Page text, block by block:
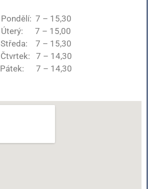
Pondělí: 7 – 15,30
Úterý: 7 – 15,00
Středa: 7 – 15,30
Čtvrtek: 7 – 14,30
Pátek: 7 – 14,30